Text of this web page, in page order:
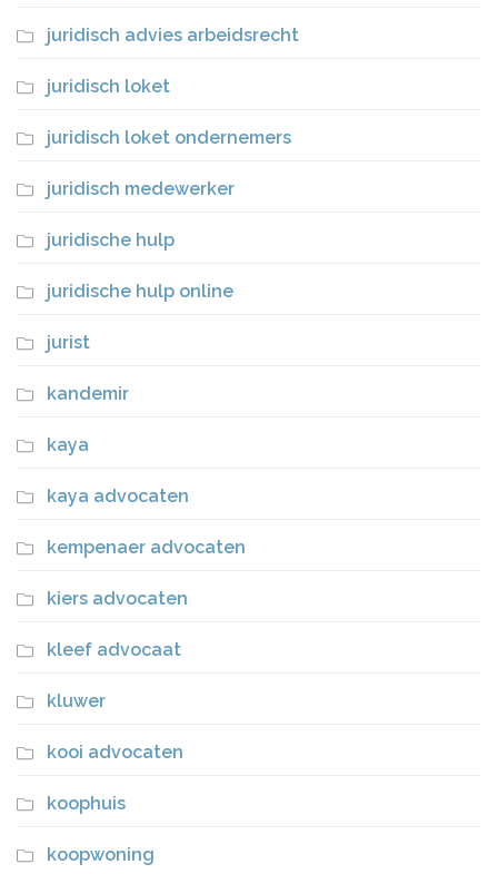
juridisch advies arbeidsrecht
juridisch loket
juridisch loket ondernemers
juridisch medewerker
juridische hulp
juridische hulp online
jurist
kandemir
kaya
kaya advocaten
kempenaer advocaten
kiers advocaten
kleef advocaat
kluwer
kooi advocaten
koophuis
koopwoning